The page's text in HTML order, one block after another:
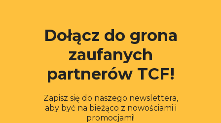
Dołącz do grona
zaufanych
partnerów TCF!
Zapisz się do naszego newslettera,
aby być na bieżąco z nowościami i
promocjami!